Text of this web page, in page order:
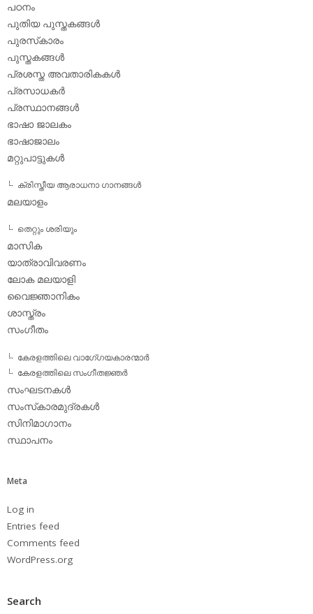
പഠനം
പുതിയ പുസ്തകങ്ങള്‍
പുരസ്‌കാരം
പുസ്തകങ്ങള്‍
പ്രശസ്ത അവതാരികകള്‍
പ്രസാധകര്‍
പ്രസ്ഥാനങ്ങള്‍
ഭാഷാ ജാലകം
ഭാഷാജാലം
മറ്റുപാട്ടുകള്‍
ക്രിസ്തീയ ആരാധനാ ഗാനങ്ങള്‍
മലയാളം
തെറ്റും ശരിയും
മാസിക
യാത്രാവിവരണം
ലോക മലയാളി
വൈജ്ഞാനികം
ശാസ്ത്രം
സംഗീതം
കേരളത്തിലെ വാഗേ്ഗയകാരന്മാര്‍
കേരളത്തിലെ സംഗീതജ്ഞര്‍
സംഘടനകള്‍
സംസ്‌കാരമുദ്രകള്‍
സിനിമാഗാനം
സ്ഥാപനം
Meta
Log in
Entries feed
Comments feed
WordPress.org
Search